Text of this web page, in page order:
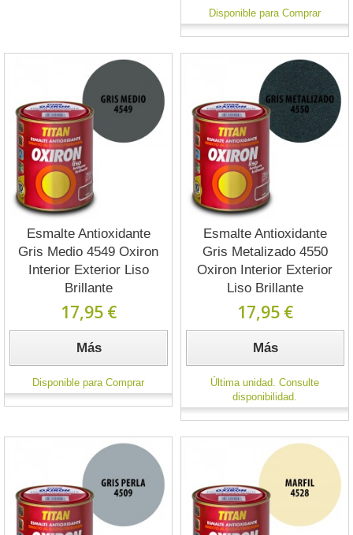
Disponible para Comprar
Esmalte Antioxidante
Gris Medio 4549 Oxiron
Interior Exterior Liso
Brillante
17,95 €
Más
Disponible para Comprar
Esmalte Antioxidante
Gris Metalizado 4550
Oxiron Interior Exterior
Liso Brillante
17,95 €
Más
Última unidad. Consulte
disponibilidad.